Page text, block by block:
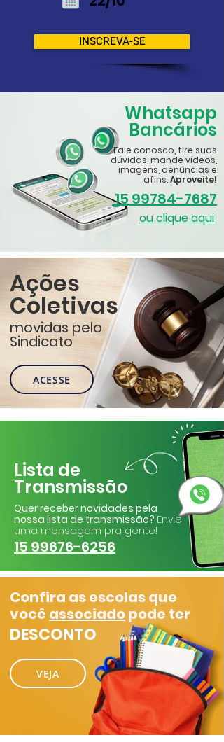
INSCREVA-SE
Whatsapp
Bancários
Fale conosco, tire suas
dúvidas, mande vídeos,
imagens, denúncias e
afins.Aproveite!
15 99784-7687
ou clique aqui
Ações
Coletivas
movidas pelo
Sindicato
ACESSE
Lista de
Transmissão
Quer receber novidades pela
nossa lista de transmissão? Envie
uma mensagem pra gente!
15 99676-6256
Confira as escolas que
você associadopode ter
DESCONTO
VEJA